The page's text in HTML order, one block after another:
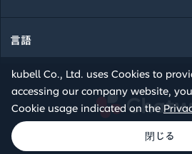
kubell Co., Ltd. uses Cookies to
accessing our company website,
Cookie usage indicated on the
言語